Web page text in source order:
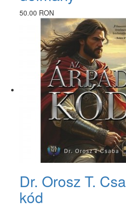
50.00 RON
Dr. Orosz T.
kód